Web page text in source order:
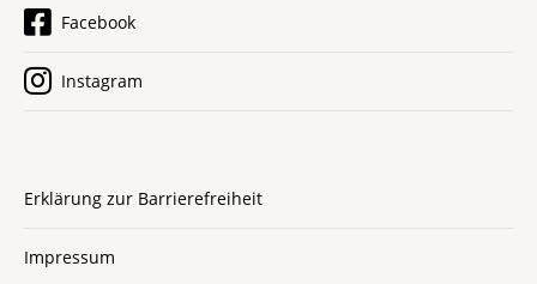
Facebook
Instagram
Erklärung zur Barrierefreiheit
Impressum